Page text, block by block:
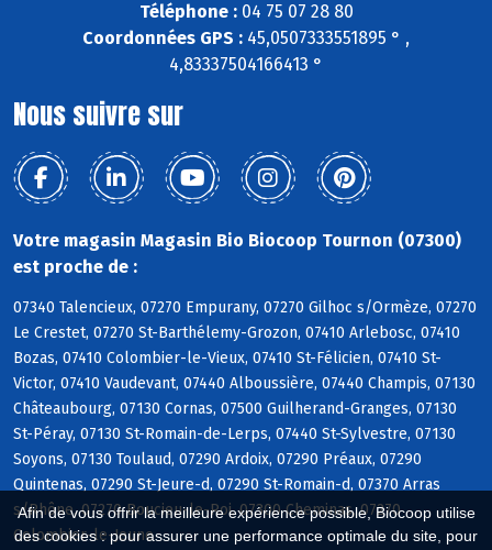
Afin de vous offrir la meilleure expérience possible, Biocoop utilise
des cookies : pour assurer une performance optimale du site, pour
Téléphone :04 75 07 28 80
Coordonnées GPS : 45,0507333551895 ° ,
4,83337504166413 °
Nous suivre sur
Votre magasin Magasin Bio Biocoop Tournon (07300)
est proche de :
07340 Talencieux, 07270 Empurany, 07270 Gilhoc s/Ormèze, 07270
Le Crestet, 07270 St-Barthélemy-Grozon, 07410 Arlebosc, 07410
Bozas, 07410 Colombier-le-Vieux, 07410 St-Félicien, 07410 St-
Victor, 07410 Vaudevant, 07440 Alboussière, 07440 Champis, 07130
Châteaubourg, 07130 Cornas, 07500 Guilherand-Granges, 07130
St-Péray, 07130 St-Romain-de-Lerps, 07440 St-Sylvestre, 07130
Soyons, 07130 Toulaud, 07290 Ardoix, 07290 Préaux, 07290
Quintenas, 07290 St-Jeure-d, 07290 St-Romain-d, 07370 Arras
s/Rhône, 07270 Boucieu-le-Roi, 07300 Cheminas, 07270
Colombier-le-Jeune